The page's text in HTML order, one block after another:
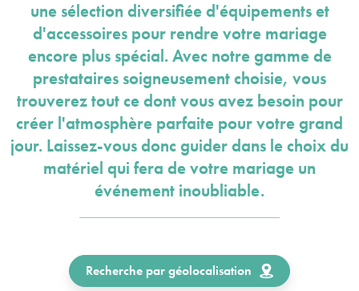
une sélection diversifiée d'équipements et
d'accessoires pour rendre votre mariage
encore plus spécial. Avec notre gamme de
prestataires soigneusement choisie, vous
trouverez tout ce dont vous avez besoin pour
créer l'atmosphère parfaite pour votre grand
jour. Laissez-vous donc guider dans le choix du
matériel qui fera de votre mariage un
événement inoubliable.
Recherche par géolocalisation